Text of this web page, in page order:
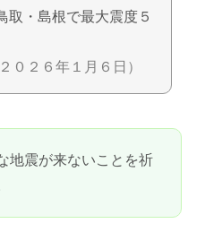
・島根で最大震度５
２０２６年１月６日）
地震が来ないことを祈